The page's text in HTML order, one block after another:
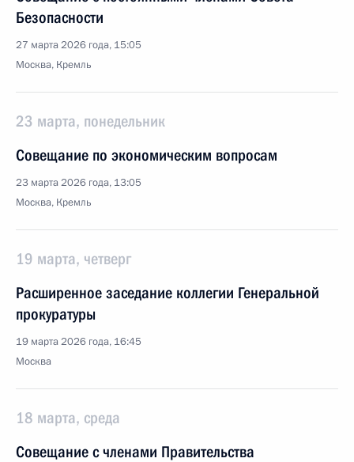
Безопасности
27 марта 2026 года, 15:05
Москва, Кремль
23 марта, понедельник
Совещание по экономическим вопросам
23 марта 2026 года, 13:05
Москва, Кремль
19 марта, четверг
Расширенное заседание коллегии Генеральной
прокуратуры
19 марта 2026 года, 16:45
Москва
18 марта, среда
Совещание с членами Правительства